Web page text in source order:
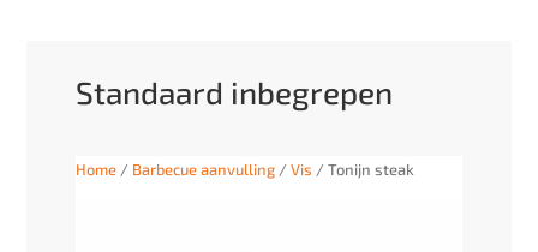
Standaard inbegrepen
Home/ Barbecue aanvulling/ Vis / Tonijn steak